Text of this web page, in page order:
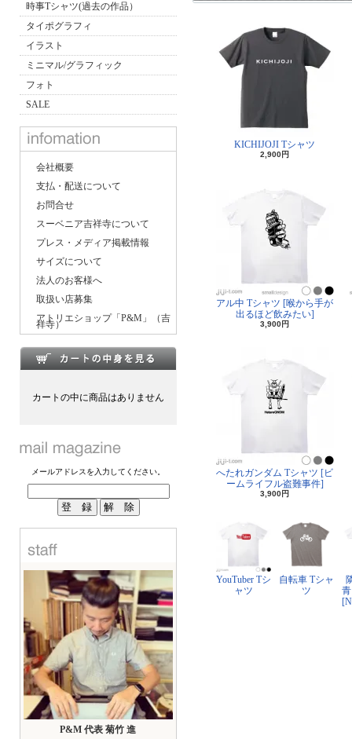
時事Tシャツ(過去の作品）
タイポグラフィ
イラスト
ミニマル/グラフィック
フォト
SALE
会社概要
支払・配送について
お問合せ
スーベニア吉祥寺について
プレス・メディア掲載情報
サイズについて
法人のお客様へ
取扱い店募集
アトリエショップ「P&M」（吉
祥寺）
カートの中に商品はありません
メールアドレスを入力してください。
P&M 代表 菊竹 進
KICHIJOJI Tシャツ
2,900円
アル中 Tシャツ [喉から手が
出るほど飲みたい]
3,900円
へたれガンダム Tシャツ [ビ
ームライフル盗難事件]
3,900円
YouTuber Tシ
ャツ
自転車 Tシャ
ツ